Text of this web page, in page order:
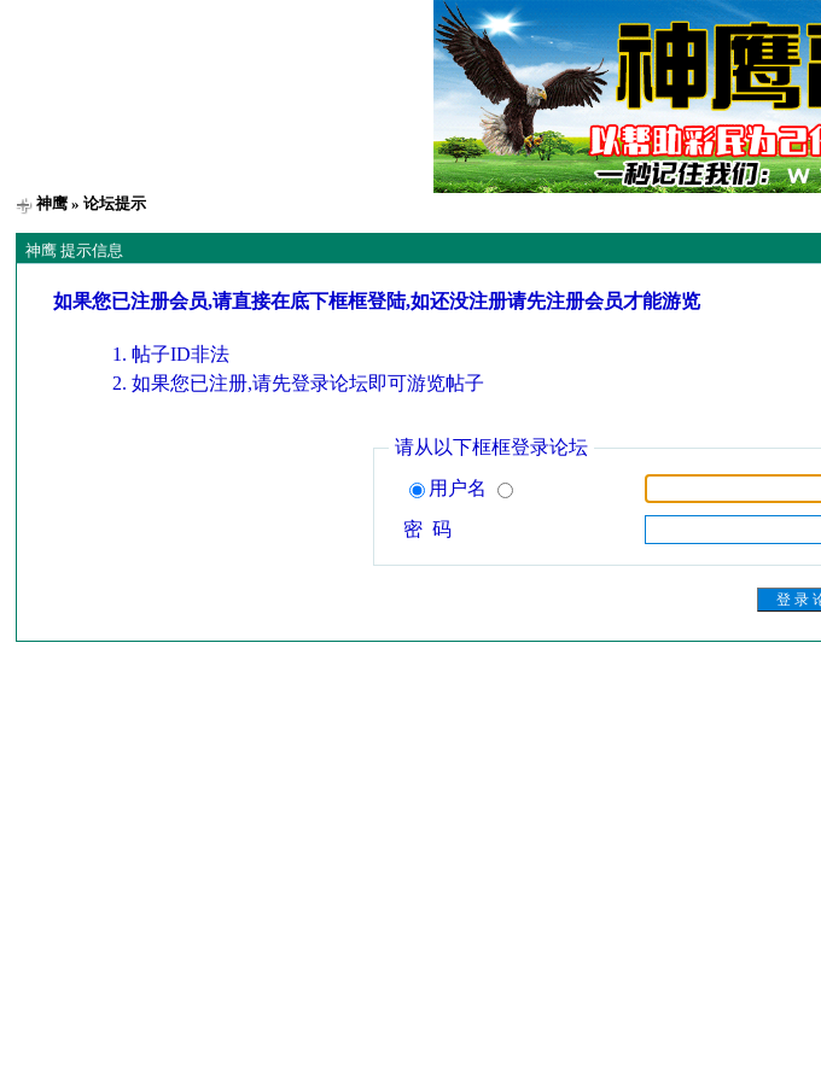
神鹰 » 论坛提示
神鹰 提示信息
如果您已注册会员,请直接在底下框框登陆,如还没注册请先注册会员才能游览
帖子ID非法
如果您已注册,请先登录论坛即可游览帖子
请从以下框框登录论坛
用户名
密 码